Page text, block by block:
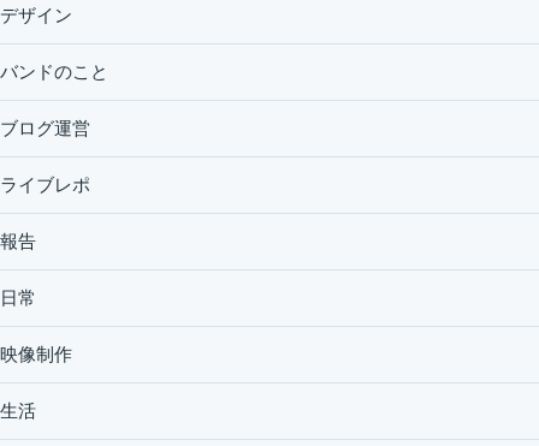
デザイン
バンドのこと
ブログ運営
ライブレポ
報告
日常
映像制作
生活